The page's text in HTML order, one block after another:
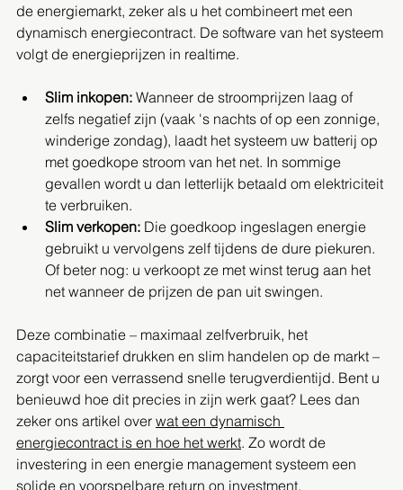
de energiemarkt, zeker als u het combineert met een
dynamisch energiecontract. De software van het systeem
volgt de energieprijzen in realtime.
Slim inkopen: Wanneer de stroomprijzen laag of
zelfs negatief zijn (vaak 's nachts of op een zonnige,
winderige zondag), laadt het systeem uw batterij op
met goedkope stroom van het net. In sommige
gevallen wordt u dan letterlijk betaald om elektriciteit
te verbruiken.
Slim verkopen: Die goedkoop ingeslagen energie
gebruikt u vervolgens zelf tijdens de dure piekuren.
Of beter nog: u verkoopt ze met winst terug aan het
net wanneer de prijzen de pan uit swingen.
Deze combinatie – maximaal zelfverbruik, het
capaciteitstarief drukken en slim handelen op de markt –
zorgt voor een verrassend snelle terugverdientijd. Bent u
benieuwd hoe dit precies in zijn werk gaat? Lees dan
zeker ons artikel over wat een dynamisch
energiecontract is en hoe het werkt. Zo wordt de
investering in een energie management systeem een
solide en voorspelbare return on investment.